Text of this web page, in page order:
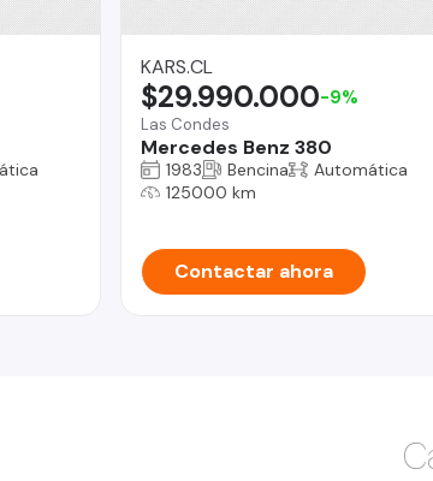
KARS.CL
Las Condes
Mercedes Benz 380
$29.990.000-9%
1983 Bencina
Automática
125000 km
Contactar ahora